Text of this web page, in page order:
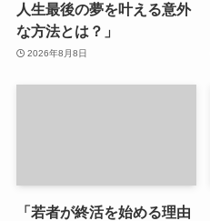
人生最後の夢を叶える意外
な方法とは？」
2026年8月8日
「若者が終活を始める理由